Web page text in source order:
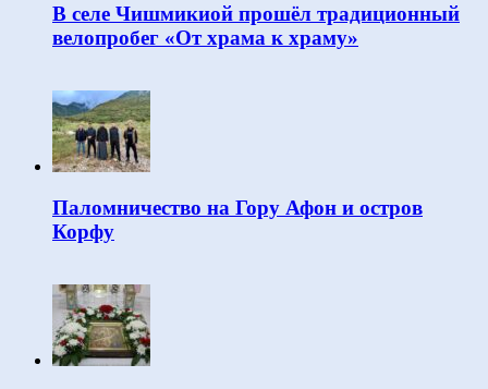
В селе Чишмикиой прошёл традиционный
велопробег «От храма к храму»
Паломничество на Гору Афон и остров
Корфу